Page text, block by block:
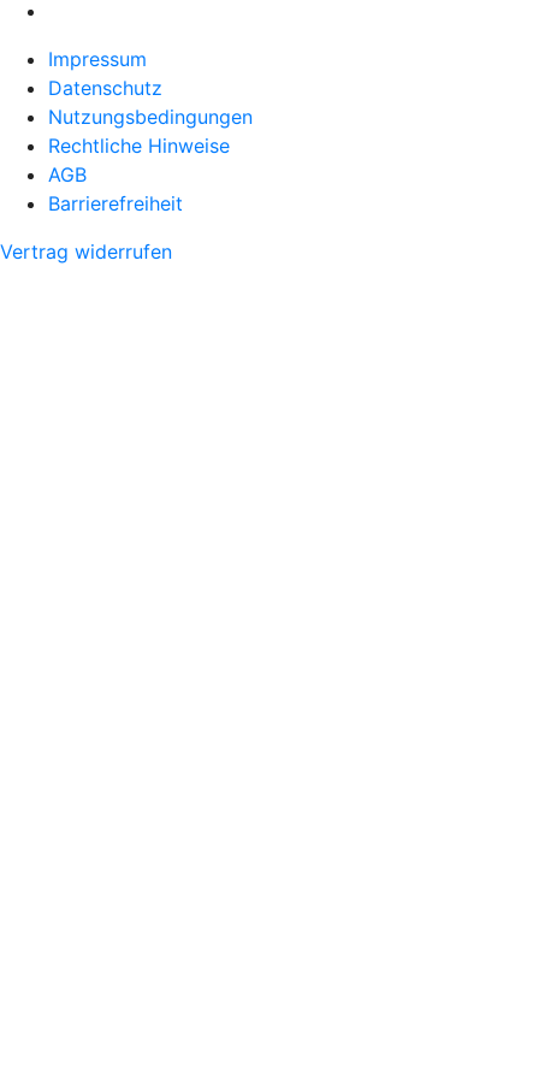
Impressum
Datenschutz
Nutzungsbedingungen
Rechtliche Hinweise
AGB
Barrierefreiheit
Vertrag widerrufen